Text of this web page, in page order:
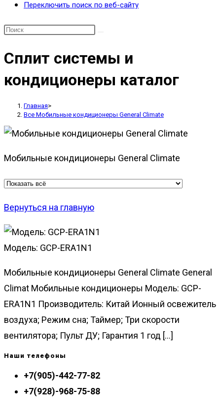
Переключить поиск по веб-сайту
Сплит системы и
кондиционеры каталог
Главная>
Все Мобильные кондиционеры General Climate
Мобильные кондиционеры General Climate
Вернуться на главную
Модель: GCP-ERA1N1
Мобильные кондиционеры General Climate General
Climat Мобильные кондиционеры Модель: GCP-
ERA1N1 Производитель: Китай Ионный освежитель
воздуха; Режим сна; Таймер; Три скорости
вентилятора; Пульт ДУ; Гарантия 1 год [...]
Наши телефоны
+7(905)-442-77-82
+7(928)-968-75-88